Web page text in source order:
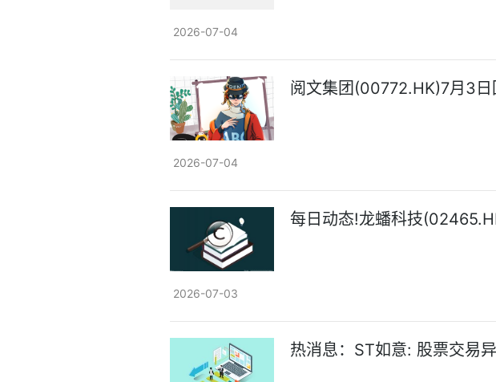
2026-07-04
阅文集团(00772.HK)7月3
2026-07-04
每日动态!龙蟠科技
2026-07-03
热消息：ST如意: 股票交易